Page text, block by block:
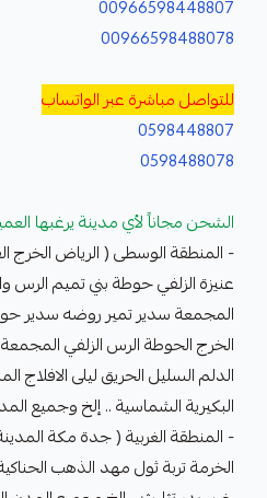
00966598448807
00966598488078
للتواصل مباشرة عبر الواتساب
0598448807
0598488078
الشحن مجاناً لأي مدينة يرغبها
- المنطقة الوسطى ( الرياض الخرج
عنيزة الزلفي حوطة بني تميم الرس
المجمعة سدير تمير روضه سدير
الخرج الحوطة الرس الزلفي
الدلم السليل الحريق ليلى الافلاج
البكيرية الشماسية .. إلخ وجميع
- المنطقة الغربية ( جدة مكة المدينة
الخرمة تربة ثول مهد الذهب